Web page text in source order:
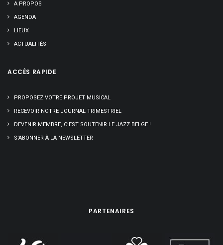
A PROPOS
AGENDA
LIEUX
ACTUALITÉS
ACCÈS RAPIDE
PROPOSEZ VOTRE PROJET MUSICAL
RECEVOIR NOTRE JOURNAL TRIMESTRIEL
DEVENIR MEMBRE, C’EST SOUTENIR LE JAZZ BELGE !
S’ABONNER À LA NEWSLETTER
PARTENAIRES